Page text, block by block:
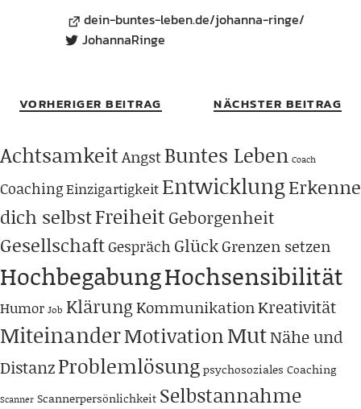
dein-buntes-leben.de/johanna-ringe/
JohannaRinge
VORHERIGER BEITRAG NÄCHSTER BEITRAG
AchtsamkeitAngstBuntes Leben Coach
CoachingEinzigartigkeit EntwicklungErkenne
dich selbstFreiheit Geborgenheit
GesellschaftGespräch GlückGrenzen setzen
HochbegabungHochsensibilität
Humor Job KlärungKommunikationKreativität
MiteinanderMotivationMutNähe und
DistanzProblemlösungpsychosoziales Coaching
Scanner Scannerpersönlichkeit Selbstannahme